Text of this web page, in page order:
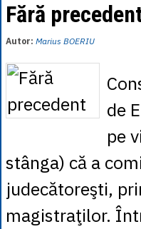
Fără
Autor: Marius BOERIU
de
pe
stânga) că a
judecătoreşti,
magistraţilor.